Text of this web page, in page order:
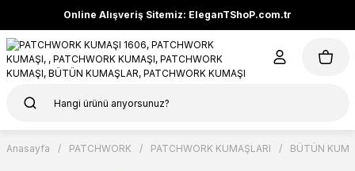
Online Alışveriş Sitemiz: EleganTShoP.com.tr
Anasayfa PATCHWORK PATCHWORK KUMAŞLARI BÜTÜN